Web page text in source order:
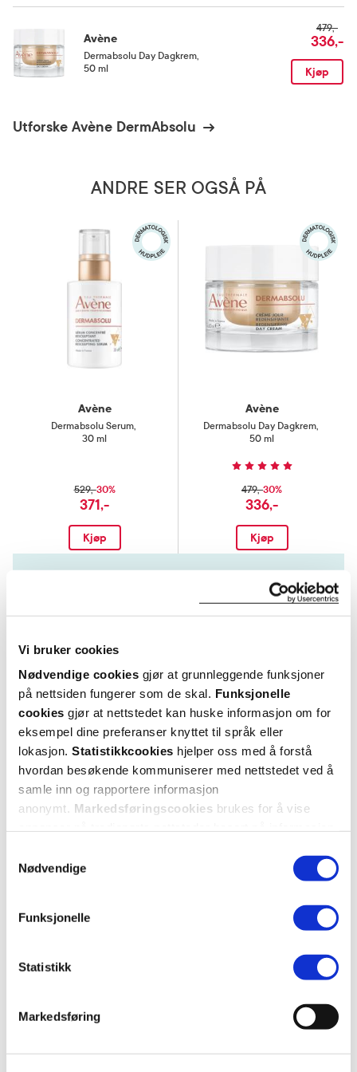
Vi bruker cookies
Nødvendige cookies gjør at grunnleggende funksjoner
på nettsiden fungerer som de skal. Funksjonelle
cookies gjør at nettstedet kan huske informasjon om for
eksempel dine preferanser knyttet til språk eller
lokasjon. Statistikkcookies hjelper oss med å forstå
hvordan besøkende kommuniserer med nettstedet ved å
samle inn og rapportere informasjon
anonymt. Markedsføringscookies brukes for å vise
Nødvendige
Funksjonelle
Statistikk
Markedsføring
Avène
Dermabsolu Day Dagkrem
50 ml
479,-
336,-
Kjøp
Utforske Avène DermAbsolu
ANDRE SER OGSÅ PÅ
Avène
Dermabsolu Serum,
30 ml
529,-30%
371,-
Kjøp
Avène
Dermabsolu Day Dagkrem,
50 ml
479,-30%
336,-
Kjøp
Hent resepter for deg selv eller barnet
Logg inn med BankID eller annen eID og få sikker
Velg hvilke resepter du vil hente ut og hvordan du vil
ha dem levert
Få dine resepter levert raskt og trygt på avtalt måte
Kom i gang
Mer om reseptvarer